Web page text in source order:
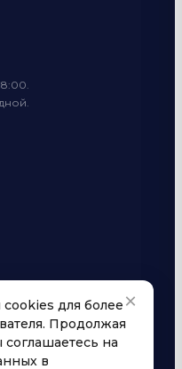
Анатольевич
×
cookies для более
Продолжая
на
в